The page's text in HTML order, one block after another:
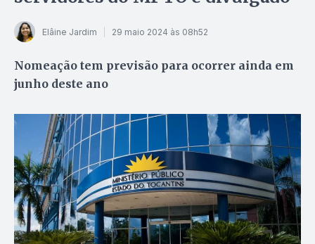
Elâine Jardim 29 maio 2024 às 08h52
Nomeação tem previsão para ocorrer ainda em
junho deste ano